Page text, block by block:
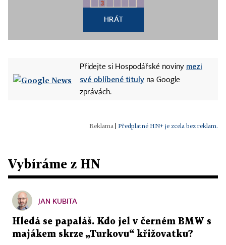
HRÁT
Přidejte si Hospodářské noviny mezi
své oblíbené tituly na Google
zprávách.
Předplatné HN+ je zcela bez reklam.
Vybíráme z HN
JAN KUBITA
Hledá se papaláš. Kdo jel v černém BMW s
majákem skrze „Turkovu“ křižovatku?